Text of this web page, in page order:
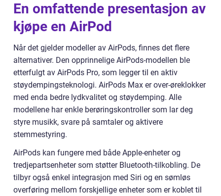
En omfattende presentasjon av
kjøpe en AirPod
Når det gjelder modeller av AirPods, finnes det flere
alternativer. Den opprinnelige AirPods-modellen ble
etterfulgt av AirPods Pro, som legger til en aktiv
støydempingsteknologi. AirPods Max er over-øreklokker
med enda bedre lydkvalitet og støydemping. Alle
modellene har enkle berøringskontroller som lar deg
styre musikk, svare på samtaler og aktivere
stemmestyring.
AirPods kan fungere med både Apple-enheter og
tredjepartsenheter som støtter Bluetooth-tilkobling. De
tilbyr også enkel integrasjon med Siri og en sømløs
overføring mellom forskjellige enheter som er koblet til